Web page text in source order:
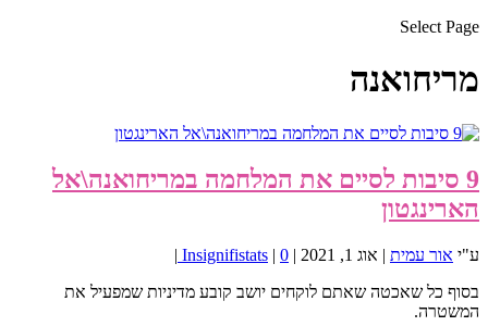
Select Page
מריחואנה
9 סיבות לסיים את המלחמה במריחואנה\אל
הארינגטון
ע"י אור עמית | אוג 1, 2021 |
Insignifistats | 0
|
בסוף כל שאכטה שאתם לוקחים יושב קובע מדיניות שמפעיל את
המשטרה.